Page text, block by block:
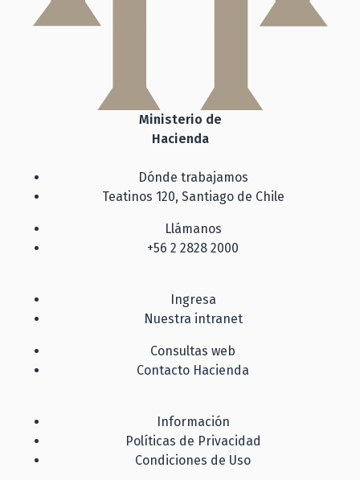
Ministerio de
Hacienda
Dónde trabajamos
Teatinos 120, Santiago de Chile
Llámanos
+56 2 2828 2000
Ingresa
Nuestra intranet
Consultas web
Contacto Hacienda
Información
Políticas de Privacidad
Condiciones de Uso